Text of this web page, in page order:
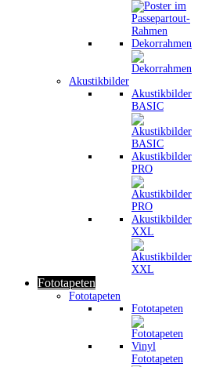
Dekorrahmen
Akustikbilder
Akustikbilder
BASIC
Akustikbilder
PRO
Akustikbilder
XXL
Fototapeten
Fototapeten
Fototapeten
Vinyl
Fototapeten